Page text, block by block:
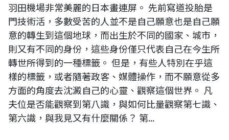
羽田機場非常美麗的日本畫連屏。 先前寫道投胎是
門技術活，多數受苦的人並不是自己願意也是自己願
意的轉生到這個地球，而出生於不同的國家、城市，
則又有不同的身份，這些身份僅只代表自己在今生所
轉世所得到的一種標籤。 但是，有些人特別在乎這
樣的標籤，或者隨著政客、媒體操作，而不願意從多
方面的角度去沈澱自己的心靈、觀察這個世界。 凡
夫位是否能觀察到第八識，與如何比量觀察第七識、
第六識，與我見又有什麼關係？ 第...